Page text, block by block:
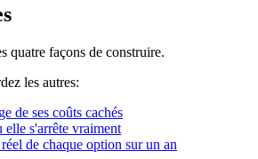
quatre façons de construire.
les autres:
de ses coûts cachés
s'arrête vraiment
de chaque option sur un an